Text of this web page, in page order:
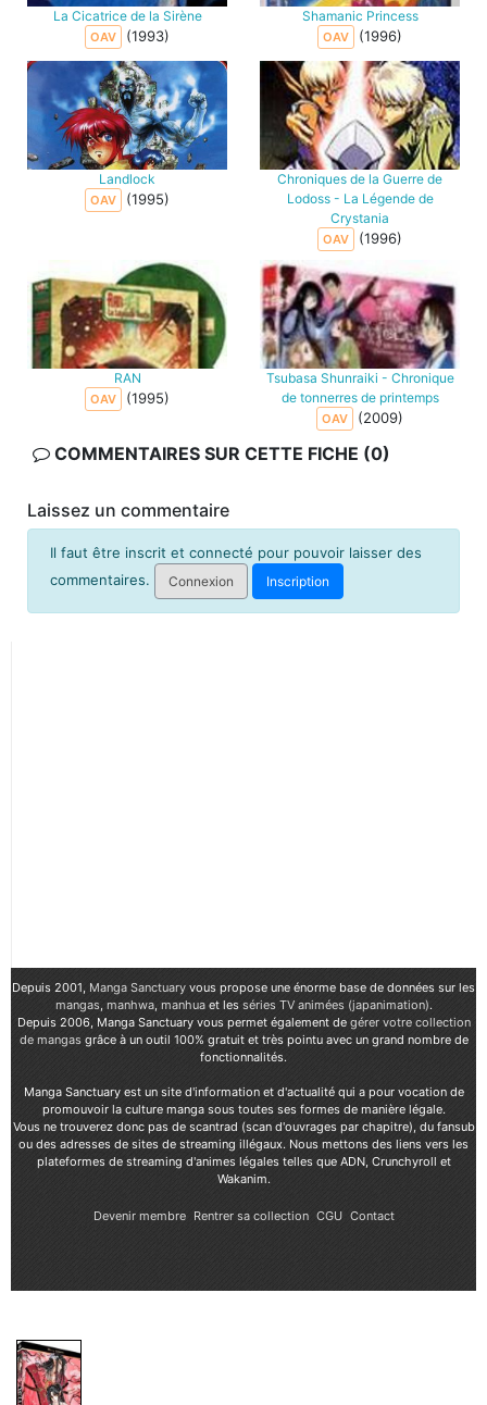
La Cicatrice de la Sirène
OAV (1993)
Shamanic Princess
OAV (1996)
Landlock
OAV (1995)
Chroniques de la Guerre de
Lodoss - La Légende de
Crystania
OAV (1996)
RAN
OAV (1995)
Tsubasa Shunraiki - Chronique
de tonnerres de printemps
OAV (2009)
COMMENTAIRES SUR CETTE FICHE (0)
Laissez un commentaire
Il faut être inscrit et connecté pour pouvoir laisser des
commentaires.
Connexion Inscription
Depuis 2001, Manga Sanctuary vous propose une énorme base de données sur les
mangas, manhwa, manhuaet les séries TV animées (japanimation).
Depuis 2006, Manga Sanctuary vous permet également de gérer votre collection
de mangasgrâce à un outil 100% gratuit et très pointu avec un grand nombre de
fonctionnalités.
Manga Sanctuary est un site d'information et d'actualité qui a pour vocation de
promouvoir la culture manga sous toutes ses formes de manière légale.
Vous ne trouverez donc pas de scantrad (scan d'ouvrages par chapitre), du fansub
ou des adresses de sites de streaming illégaux. Nous mettons des liens vers les
plateformes de streaming d'animes légales telles que ADN, Crunchyroll et
Wakanim.
Devenir membre Rentrer sa collection CGU Contact